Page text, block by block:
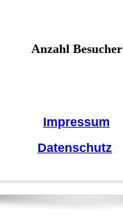
Anzahl Besucher
Impressum
Datenschutz